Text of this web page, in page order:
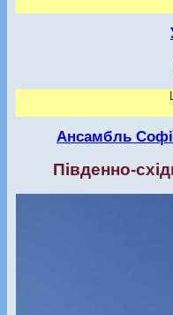
Ансамбль
Південно-